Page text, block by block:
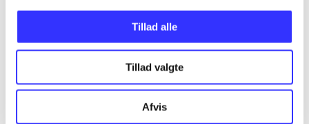
Tillad alle
Tillad valgte
Afvis